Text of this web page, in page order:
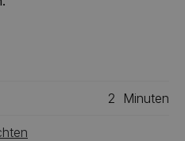
2 Minuten